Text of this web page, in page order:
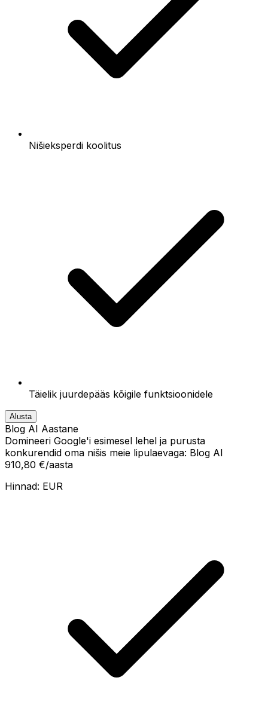
Nišieksperdi koolitus
Täielik juurdepääs kõigile funktsioonidele
Alusta
Blog AI Aastane
Domineeri Google'i esimesel lehel ja purusta
konkurendid oma nišis meie lipulaevaga: Blog AI
910,80 €/aasta
Hinnad: EUR